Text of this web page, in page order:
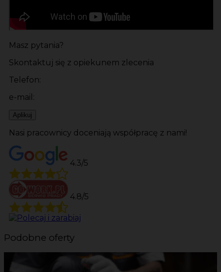
Masz pytania?
Skontaktuj się z opiekunem zlecenia
Telefon:
e-mail:
Aplikuj
Nasi pracownicy doceniają współpracę z nami!
4.3/5
4.8/5
Podobne oferty